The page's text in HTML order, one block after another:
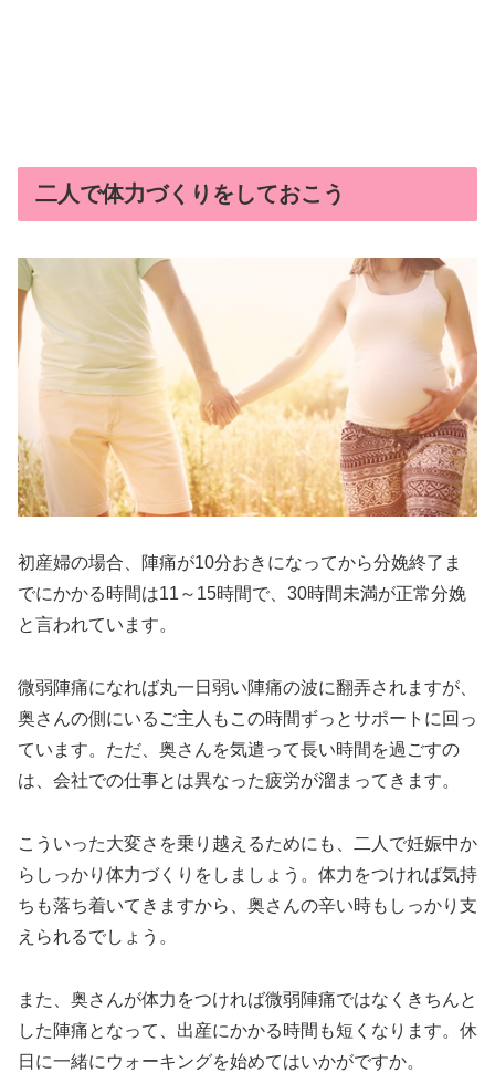
二人で体力づくりをしておこう
初産婦の場合、陣痛が10分おきになってから分娩終了ま
でにかかる時間は11～15時間で、30時間未満が正常分娩
と言われています。
微弱陣痛になれば丸一日弱い陣痛の波に翻弄されますが、
奥さんの側にいるご主人もこの時間ずっとサポートに回っ
ています。ただ、奥さんを気遣って長い時間を過ごすの
は、会社での仕事とは異なった疲労が溜まってきます。
こういった大変さを乗り越えるためにも、二人で妊娠中か
らしっかり体力づくりをしましょう。体力をつければ気持
ちも落ち着いてきますから、奥さんの辛い時もしっかり支
えられるでしょう。
また、奥さんが体力をつければ微弱陣痛ではなくきちんと
した陣痛となって、出産にかかる時間も短くなります。休
日に一緒にウォーキングを始めてはいかがですか。